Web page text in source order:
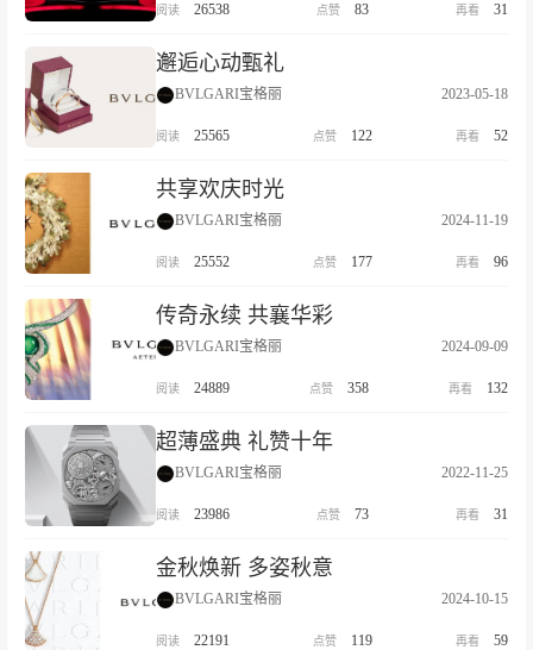
26538 83 31
邂逅心动甄礼
BVLGARI宝格丽 2023-05-18
25565 122 52
共享欢庆时光
BVLGARI宝格丽 2024-11-19
25552 177 96
传奇永续 共襄华彩
BVLGARI宝格丽 2024-09-09
24889 358 132
超薄盛典 礼赞十年
BVLGARI宝格丽 2022-11-25
23986 73 31
金秋焕新 多姿秋意
BVLGARI宝格丽 2024-10-15
22191 119 59